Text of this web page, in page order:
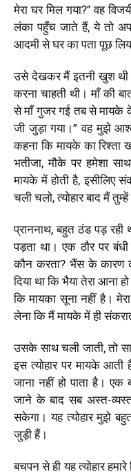
मेरा घर मिल गया?” वह
लंका पहुँच जाते हैं, ये तो
आदमी से घर का पता पूछ
उसे देखकर मैं इतनी खुश थी
करना चाहती थी। माँ की
से माँ गुजर गई तब से मायके
जी जुड़ा गया।” वह मुझे
कहना कि मायके का रिश्ता
भतीजा, मौके पर हमेशा
मायके में होती है, इसीलिए
चली चलो, त्योहार बाद मैं
प्राननाथ, बहुत ठंड पड़
पड़ता था। एक ठौर पर
कौन करता? भैंस के कारण
दिया था कि भैया तेरा आना
कि मायका सूना नहीं है।
लेना कि मैं मायके में ही
उसके साथ चली जाती, तो
इस त्योहार पर मायके आती
जाना नहीं हो पाता है।
जाने के बाद सब अस्त-
सकेगा। यह त्योहार मुझे
जुड़ी हैं।
बचपन से ही यह त्योहार